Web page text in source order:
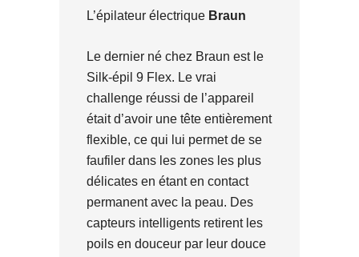
L’épilateur électrique Braun
Le dernier né chez Braun est le
Silk-épil 9 Flex. Le vrai
challenge réussi de l’appareil
était d’avoir une tête entièrement
flexible, ce qui lui permet de se
faufiler dans les zones les plus
délicates en étant en contact
permanent avec la peau. Des
capteurs intelligents retirent les
poils en douceur par leur douce